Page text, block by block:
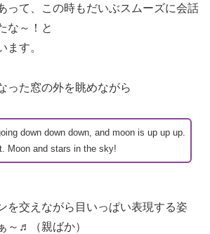
って、この時もだいぶスムーズに会話
な～！と
ます。
った窓の外を眺めながら
down down down, and moon is up up up.
Moon and stars in the sky!
を交えながら目いっぱい表現する姿
～♬（親ばか）